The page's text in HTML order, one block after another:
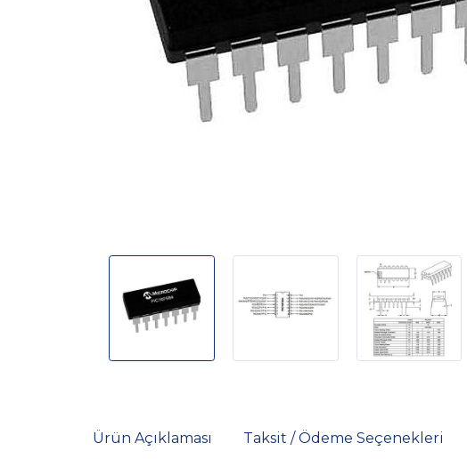
Ürün Açıklaması Taksit / Ödeme Seçenekleri